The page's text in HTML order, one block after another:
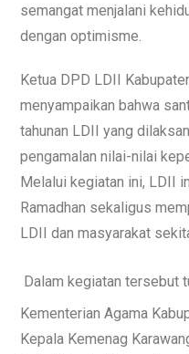
semangat menjalani
dengan optimisme.
Ketua DPD LDII
menyampaikan bahwa
tahunan LDII yang
pengamalan nilai-nilai
Melalui kegiatan ini, LDII
Ramadhan sekaligus
LDII dan masyarakat
Dalam kegiatan tersebut
Kementerian Agama
Kepala Kemenag